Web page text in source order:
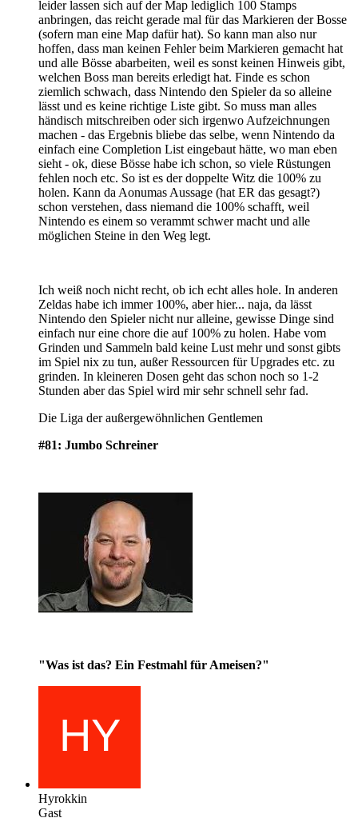
leider lassen sich auf der Map lediglich 100 Stamps
anbringen, das reicht gerade mal für das Markieren der Bosse
(sofern man eine Map dafür hat). So kann man also nur
hoffen, dass man keinen Fehler beim Markieren gemacht hat
und alle Bösse abarbeiten, weil es sonst keinen Hinweis gibt,
welchen Boss man bereits erledigt hat. Finde es schon
ziemlich schwach, dass Nintendo den Spieler da so alleine
lässt und es keine richtige Liste gibt. So muss man alles
händisch mitschreiben oder sich irgenwo Aufzeichnungen
machen - das Ergebnis bliebe das selbe, wenn Nintendo da
einfach eine Completion List eingebaut hätte, wo man eben
sieht - ok, diese Bösse habe ich schon, so viele Rüstungen
fehlen noch etc. So ist es der doppelte Witz die 100% zu
holen. Kann da Aonumas Aussage (hat ER das gesagt?)
schon verstehen, dass niemand die 100% schafft, weil
Nintendo es einem so verammt schwer macht und alle
möglichen Steine in den Weg legt.
Ich weiß noch nicht recht, ob ich echt alles hole. In anderen
Zeldas habe ich immer 100%, aber hier... naja, da lässt
Nintendo den Spieler nicht nur alleine, gewisse Dinge sind
einfach nur eine chore die auf 100% zu holen. Habe vom
Grinden und Sammeln bald keine Lust mehr und sonst gibts
im Spiel nix zu tun, außer Ressourcen für Upgrades etc. zu
grinden. In kleineren Dosen geht das schon noch so 1-2
Stunden aber das Spiel wird mir sehr schnell sehr fad.
Die Liga der außergewöhnlichen Gentlemen
#81: Jumbo Schreiner
"Was ist das? Ein Festmahl für Ameisen?"
Hyrokkin
Gast